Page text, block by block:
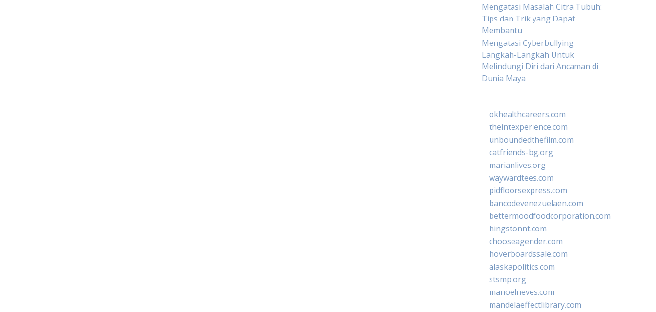
Mengatasi Masalah Citra Tubuh:
Tips dan Trik yang Dapat
Membantu
Mengatasi Cyberbullying:
Langkah-Langkah Untuk
Melindungi Diri dari Ancaman di
Dunia Maya
okhealthcareers.com
theintexperience.com
unboundedthefilm.com
catfriends-bg.org
marianlives.org
waywardtees.com
pidfloorsexpress.com
bancodevenezuelaen.com
bettermoodfoodcorporation.com
hingstonnt.com
chooseagender.com
hoverboardssale.com
alaskapolitics.com
stsmp.org
manoelneves.com
mandelaeffectlibrary.com